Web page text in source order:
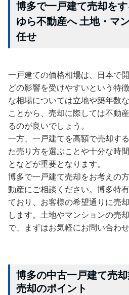
博多で一戸建て売却を
ゆら不動産へ 土地・マ
任せ
一戸建ての価格相場は、日本で
どの影響を受けやすいという特
な相場については立地や築年数
ことから、売却に際しては不動
るのが良いでしょう。
一方、一戸建てを高額で売却す
た売り方を選ぶことや十分な時
となどが重要となります。
博多で一戸建て売却をお考えの
動産にご相談ください。博多特
ており、お客様の希望通りに売
します。土地やマンションの売
で、まずはお気軽にお問い合わせ
博多の中古一戸建て売
売却のポイント